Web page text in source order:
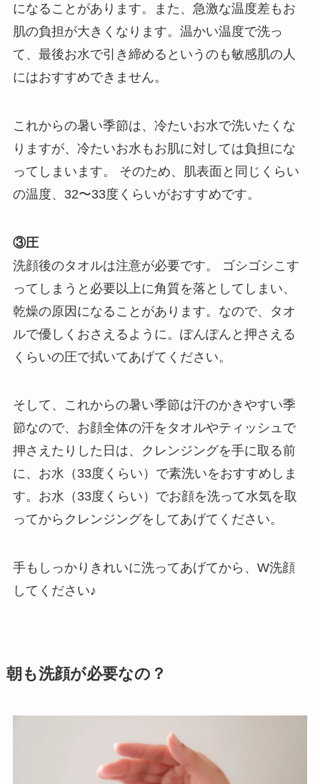
になることがあります。また、急激な温度差もお
肌の負担が大きくなります。温かい温度で洗っ
て、最後お水で引き締めるというのも敏感肌の人
にはおすすめできません。
これからの暑い季節は、冷たいお水で洗いたくな
りますが、冷たいお水もお肌に対しては負担にな
ってしまいます。 そのため、肌表面と同じくらい
の温度、32〜33度くらいがおすすめです。
③圧
洗顔後のタオルは注意が必要です。 ゴシゴシこす
ってしまうと必要以上に角質を落としてしまい、
乾燥の原因になることがあります。なので、タオ
ルで優しくおさえるように。ぽんぽんと押さえる
くらいの圧で拭いてあげてください。
そして、これからの暑い季節は汗のかきやすい季
節なので、お顔全体の汗をタオルやティッシュで
押さえたりした日は、クレンジングを手に取る前
に、お水（33度くらい）で素洗いをおすすめしま
す。お水（33度くらい）でお顔を洗って水気を取
ってからクレンジングをしてあげてください。
手もしっかりきれいに洗ってあげてから、W洗顔
してください♪
朝も洗顔が必要なの？